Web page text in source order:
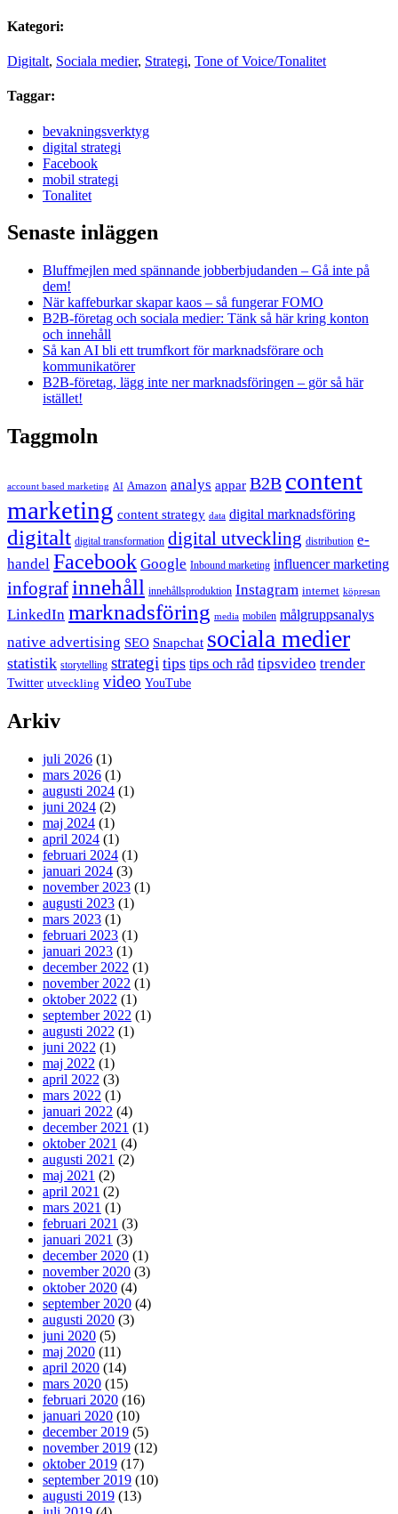
Kategori:
Digitalt, Sociala medier, Strategi, Tone of Voice/Tonalitet
Taggar:
bevakningsverktyg
digital strategi
Facebook
mobil strategi
Tonalitet
Senaste inläggen
Bluffmejlen med spännande jobberbjudanden – Gå inte på
dem!
När kaffeburkar skapar kaos – så fungerar FOMO
B2B-företag och sociala medier: Tänk så här kring konton
och innehåll
Så kan AI bli ett trumfkort för marknadsförare och
kommunikatörer
B2B-företag, lägg inte ner marknadsföringen – gör så här
istället!
Taggmoln
account based marketing AI Amazon analys appar B2B content
marketing content strategy data digital marknadsföring
digitalt digital transformation digital utveckling distribution e-
handel Facebook Google Inbound marketing influencer marketing
infograf innehåll innehållsproduktion Instagram internet köpresan
LinkedIn marknadsföring media mobilen målgruppsanalys
native advertising SEO Snapchat sociala medier
statistik storytelling strategi tips tips och råd tipsvideo trender
Twitter utveckling video YouTube
Arkiv
juli 2026 (1)
mars 2026 (1)
augusti 2024 (1)
juni 2024 (2)
maj 2024 (1)
april 2024 (1)
februari 2024 (1)
januari 2024 (3)
november 2023 (1)
augusti 2023 (1)
mars 2023 (1)
februari 2023 (1)
januari 2023 (1)
december 2022 (1)
november 2022 (1)
oktober 2022 (1)
september 2022 (1)
augusti 2022 (1)
juni 2022 (1)
maj 2022 (1)
april 2022 (3)
mars 2022 (1)
januari 2022 (4)
december 2021 (1)
oktober 2021 (4)
augusti 2021 (2)
maj 2021 (2)
april 2021 (2)
mars 2021 (1)
februari 2021 (3)
januari 2021 (3)
december 2020 (1)
november 2020 (3)
oktober 2020 (4)
september 2020 (4)
augusti 2020 (3)
juni 2020 (5)
maj 2020 (11)
april 2020 (14)
mars 2020 (15)
februari 2020 (16)
januari 2020 (10)
december 2019 (5)
november 2019 (12)
oktober 2019 (17)
september 2019 (10)
augusti 2019 (13)